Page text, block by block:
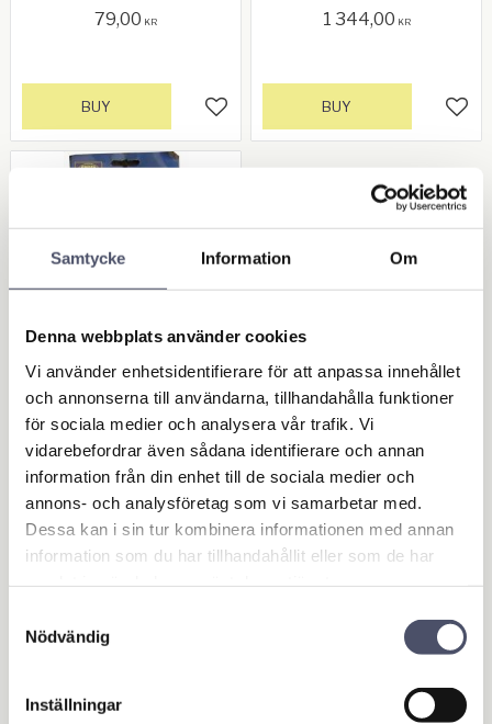
Samtycke Information Om
Denna webbplats använder cookies
Vi använder enhetsidentifierare för att anpassa innehållet
och annonserna till användarna, tillhandahålla funktioner
för sociala medier och analysera vår trafik. Vi
vidarebefordrar även sådana identifierare och annan
information från din enhet till de sociala medier och
annons- och analysföretag som vi samarbetar med.
Dessa kan i sin tur kombinera informationen med annan
information som du har tillhandahållit eller som de har
Nödvändig
Inställningar
79,00 KR
Add to favorites
BUY
ply. Silverfärgad 10" fälg med
1 344,00 KR
BUY
Universellt kit för re
servhjul till släpvagn
Universiellt kit för att fästa
reservhjul på släpvagn.
Innehåller bygel, plattor, bult,
brickor samt låsmuttrar. U-
bulten passar fyrkantsrör upp
till 60mm. Plåt som håller
fälgen är 150mm lång. Se bild
2 hur den monteras!
108,00 KR
BUY
Maskin & Fordonstillbehör